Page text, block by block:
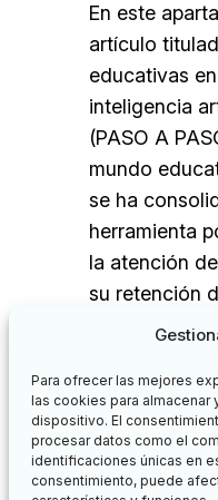
Para ofrecer las mejores
las cookies para almacenar
dispositivo. El
procesar datos como el
identificaciones únicas en
consentimiento, puede
En este
artículo
educativas
inteligencia
(PASO A
mundo
se ha
herramienta
la atención
su retención
fomentar el